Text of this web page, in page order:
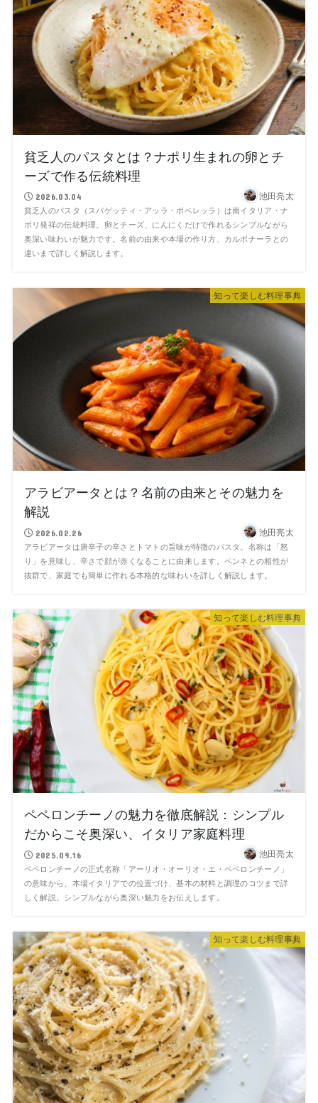
貧乏人のパスタとは？ナポリ生まれの卵とチ
ーズで作る伝統料理
2026.03.04 池田亮太
貧乏人のパスタ（スパゲッティ・アッラ・ポベレッラ）は南イタリア・ナ
ポリ発祥の伝統料理。卵とチーズ、にんにくだけで作れるシンプルながら
奥深い味わいが魅力です。名前の由来や本場の作り方、カルボナーラとの
違いまで詳しく解説します。
知って楽しむ料理事典
アラビアータとは？名前の由来とその魅力を
解説
2026.02.26 池田亮太
アラビアータは唐辛子の辛さとトマトの旨味が特徴のパスタ。名称は「怒
り」を意味し、辛さで顔が赤くなることに由来します。ペンネとの相性が
抜群で、家庭でも簡単に作れる本格的な味わいを詳しく解説します。
知って楽しむ料理事典
ペペロンチーノの魅力を徹底解説：シンプル
だからこそ奥深い、イタリア家庭料理
2025.09.16 池田亮太
ペペロンチーノの正式名称「アーリオ・オーリオ・エ・ペペロンチーノ」
の意味から、本場イタリアでの位置づけ、基本の材料と調理のコツまで詳
しく解説。シンプルながら奥深い魅力をお伝えします。
知って楽しむ料理事典